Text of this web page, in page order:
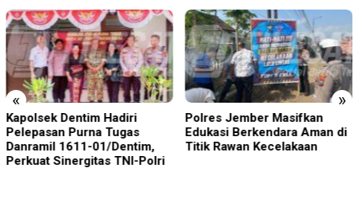
« »
Kapolsek Dentim Hadiri
Pelepasan Purna Tugas
Danramil 1611-01/Dentim,
Perkuat Sinergitas TNI-Polri
Polres Jember Masifkan
Edukasi Berkendara Aman di
Titik Rawan Kecelakaan